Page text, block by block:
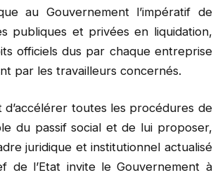
au Gouvernement l’impératif de
publiques et privées en liquidation,
officiels dus par chaque entreprise
par les travailleurs concernés.
d’accélérer toutes les procédures de
du passif social et de lui proposer,
juridique et institutionnel actualisé
de l’Etat invite le Gouvernement à